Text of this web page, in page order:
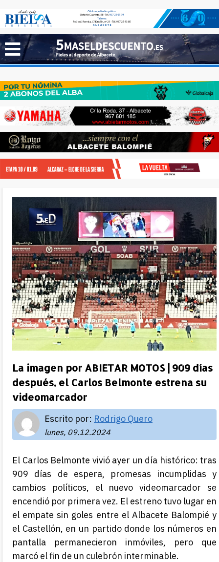
La imagen por ABIETAR MOTOS | 909 días
después, el Carlos Belmonte estrena su
videomarcador
Escrito por: Rodrigo Quero
lunes, 09.12.2024
El Carlos Belmonte vivió ayer un día histórico: tras
909 días de espera, promesas incumplidas y
cambios políticos, el nuevo videomarcador se
encendió por primera vez. El estreno tuvo lugar en
el empate sin goles entre el Albacete Balompié y
el Castellón, en un partido donde los números en
pantalla permanecieron inmóviles, pero que
marcó el fin de un culebrón interminable.